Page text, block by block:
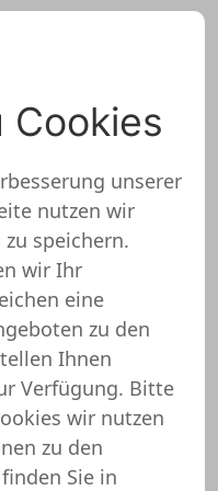
Test
wurde noch
liegen uns noch
vor. Das
von
Cookies
unserer
nutzen wir
speichern.
wir Ihr
eine
zu den
Ihnen
Verfügung. Bitte
wir nutzen
zu den
Sie in